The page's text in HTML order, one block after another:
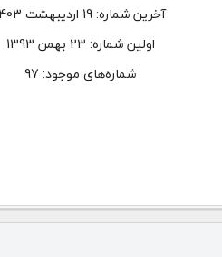
آخرین شماره:19 اردیبهشت 1403
اولین شماره: 23 بهمن 1393
شماره‌های موجود: 97